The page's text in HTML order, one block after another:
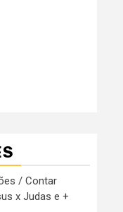
/ Contar
x Judas e +